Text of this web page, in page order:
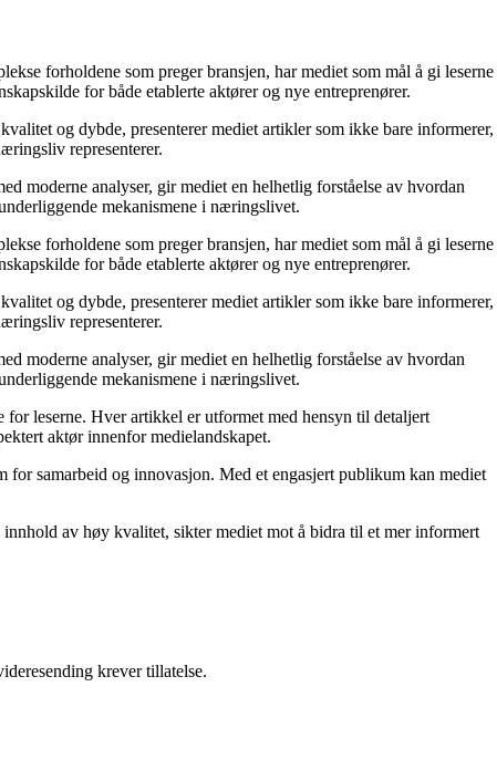
forholdene som preger bransjen, har mediet som mål å gi leserne
for både etablerte aktører og nye entreprenører.
og dybde, presenterer mediet artikler som ikke bare informerer,
representerer.
moderne analyser, gir mediet en helhetlig forståelse av hvordan
mekanismene i næringslivet.
forholdene som preger bransjen, har mediet som mål å gi leserne
for både etablerte aktører og nye entreprenører.
og dybde, presenterer mediet artikler som ikke bare informerer,
representerer.
moderne analyser, gir mediet en helhetlig forståelse av hvordan
mekanismene i næringslivet.
leserne. Hver artikkel er utformet med hensyn til detaljert
aktør innenfor medielandskapet.
samarbeid og innovasjon. Med et engasjert publikum kan mediet
av høy kvalitet, sikter mediet mot å bidra til et mer informert
krever tillatelse.